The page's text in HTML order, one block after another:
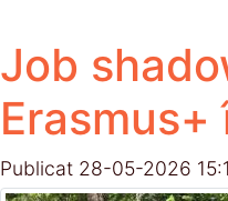
Job
Erasmus+
Publicat 28-05-2026